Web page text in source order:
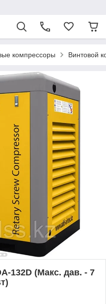
компрессоры Винтовой
132D (Макс. дав. - 7